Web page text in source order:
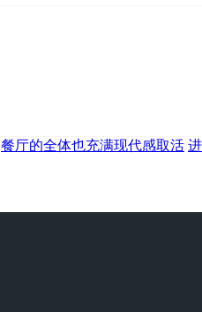
餐厅的全体也充满现代感取活